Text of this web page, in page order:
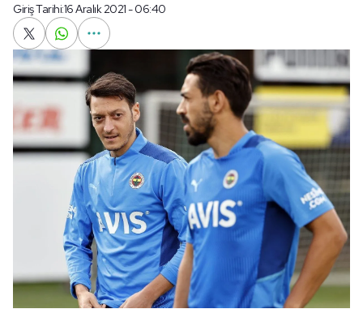
Giriş Tarihi:16 Aralık 2021 - 06:40